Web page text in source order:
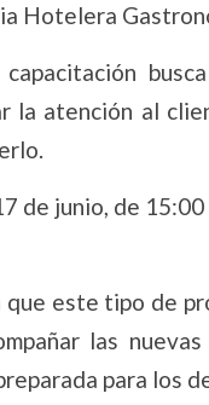
Hotelera
la atención al
de junio, de
este tipo de
las
para los